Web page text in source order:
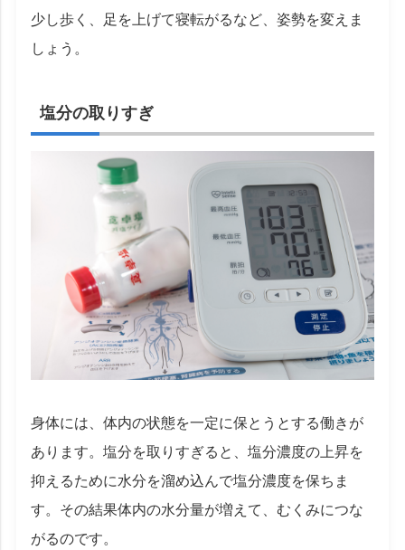
少し歩く、足を上げて寝転がるなど、姿勢を変えま
しょう。
塩分の取りすぎ
身体には、体内の状態を一定に保とうとする働きが
あります。塩分を取りすぎると、塩分濃度の上昇を
抑えるために水分を溜め込んで塩分濃度を保ちま
す。その結果体内の水分量が増えて、むくみにつな
がるのです。